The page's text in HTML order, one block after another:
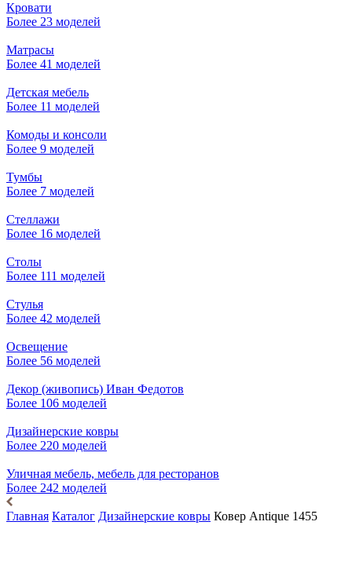
Кровати
Более 23 моделей
Матрасы
Более 41 моделей
Детская мебель
Более 11 моделей
Комоды и консоли
Более 9 моделей
Тумбы
Более 7 моделей
Стеллажи
Более 16 моделей
Столы
Более 111 моделей
Стулья
Более 42 моделей
Освещение
Более 56 моделей
Декор (живопись) Иван Федотов
Более 106 моделей
Дизайнерские ковры
Более 220 моделей
Уличная мебель, мебель для ресторанов
Более 242 моделей
Главная Каталог Дизайнерские ковры Ковер Antique 1455